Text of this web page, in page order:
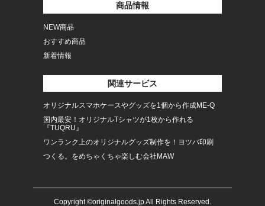
商品情報
NEW商品
おすすめ商品
新着情報
関連サービス
オリジナルスマホケースやグッズを1個から作成ME-Q
国内最安！オリジナルTシャツが1枚から作れる
『TUQRU』
ワンランク上のオリジナルグッズ制作を！ヨツバ印刷
つくる。をめちゃくちゃ楽しむ会社MAW
Copyright ©originalgoods.jp All Rights Reserved.